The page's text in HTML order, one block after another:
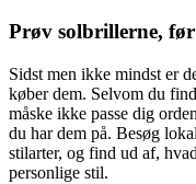
Prøv solbrillerne,
Sidst men ikke mindst er
køber dem. Selvom du
måske ikke passe dig
du har dem på. Besøg
stilarter, og find ud af,
personlige stil.